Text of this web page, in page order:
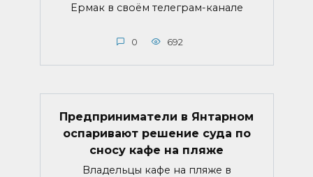
Ермак в своём телеграм-канале
0 692
Предприниматели в Янтарном
оспаривают решение суда по
сносу кафе на пляже
Владельцы кафе на пляже в